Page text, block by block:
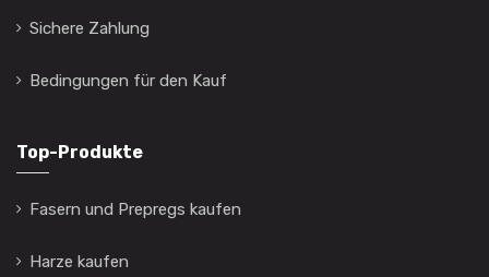
Sichere Zahlung
Bedingungen für den Kauf
Top-Produkte
Fasern und Prepregs kaufen
Harze kaufen